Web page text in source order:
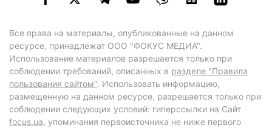
Все права на материалы, опубликованные на данном
ресурсе, принадлежат ООО "ФОКУС МЕДИА".
Использование материалов разрешается только при
соблюдении требований, описанных в разделе "Правила
пользования сайтом". Использовать информацию,
размещенную на данном ресурсе, разрешается только при
соблюдении следующих условий: гиперссылки на Сайт
focus.ua, упоминания первоисточника не ниже первого